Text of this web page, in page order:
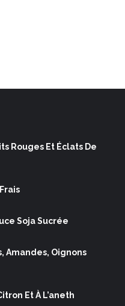
Rouges Et Éclats De
Soja Sucrée
Amandes, Oignons
Et À L’aneth